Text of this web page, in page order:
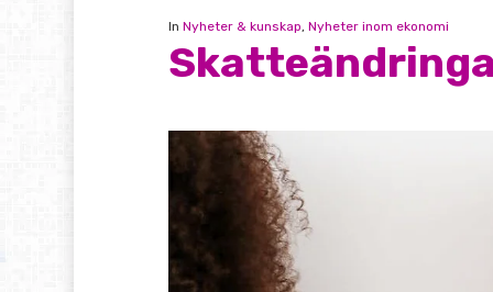
InNyheter & kunskap,Nyheter inom ekonomi